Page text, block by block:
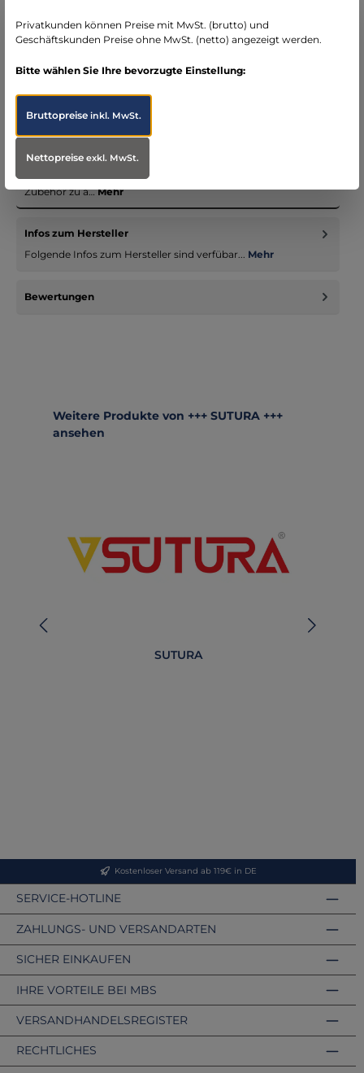
seit über 15 Jahren kompetenter Partner im
Bereich Notfallmedizin
Beschreibung
Unsere Einsatzbekleidungssystem - nicht nur für Notärzte -
vereinigen passende Jacken, Hosen und entsprechendes
Zubehör zu a…Mehr
Infos zum Hersteller
Folgende Infos zum Hersteller sind verfübar... Mehr
Bewertungen
Produktgalerie überspringen
Weitere Produkte von +++ SUTURA +++
ansehen
SUTURA
Kostenloser Versand ab 119€ in DE
SERVICE-HOTLINE
ZAHLUNGS- UND VERSANDARTEN
VERSANDHANDELSREGISTER
SICHER EINKAUFEN
IHRE VORTEILE BEI MBS
RECHTLICHES
Privatkunden können Preise mit MwSt. (brutto) und
Geschäftskunden Preise ohne MwSt. (netto) angezeigt werden.
Bitte wählen Sie Ihre bevorzugte Einstellung:
Bruttopreiseinkl. MwSt.
Nettopreiseexkl. MwSt.